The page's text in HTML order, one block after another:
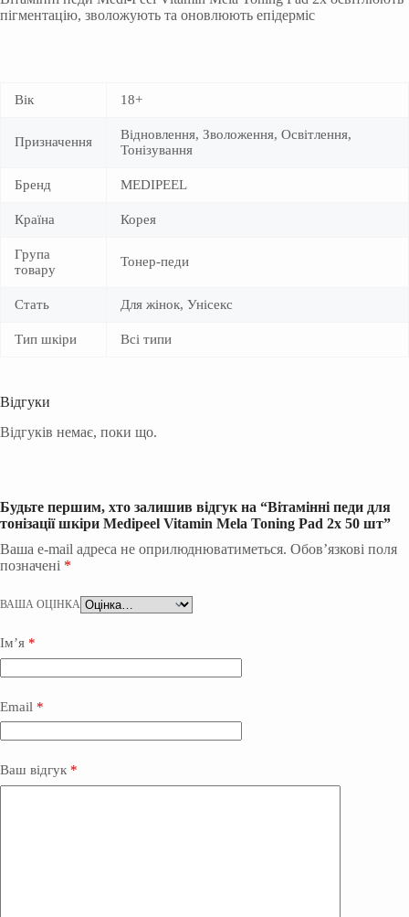
пігментацію, зволожують та оновлюють епідерміс
Вік 18+
Призначення
Відновлення, Зволоження, Освітлення,
Тонізування
Бренд MEDIPEEL
Країна Корея
Група
товару
Тонер-педи
Стать Для жінок, Унісекс
Тип шкіри Всі типи
Відгуки
Відгуків немає, поки що.
Будьте першим, хто залишив відгук на “Вітамінні педи для
тонізації шкіри Medipeel Vitamin Mela Toning Pad 2x 50 шт”
Ваша e-mail адреса не оприлюднюватиметься. Обов’язкові поля
позначені *
ВАША ОЦІНКА
Ім’я *
Email *
Ваш відгук *